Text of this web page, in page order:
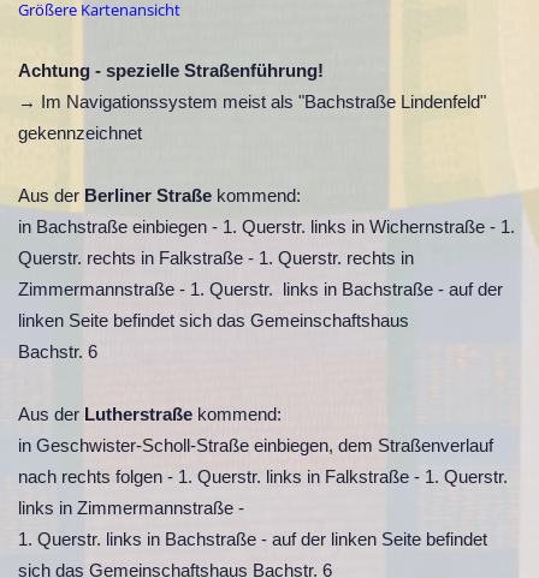
Größere Kartenansicht
Achtung - spezielle Straßenführung!
→ Im Navigationssystem meist als "Bachstraße Lindenfeld"
gekennzeichnet
Aus der Berliner Straße kommend:
in Bachstraße einbiegen - 1. Querstr. links in Wichernstraße - 1.
Querstr. rechts in Falkstraße - 1. Querstr. rechts in
Zimmermannstraße - 1. Querstr. links in Bachstraße - auf der
linken Seite befindet sich das Gemeinschaftshaus
Bachstr. 6
Aus der Lutherstraße kommend:
in Geschwister-Scholl-Straße einbiegen, dem Straßenverlauf
nach rechts folgen - 1. Querstr. links in Falkstraße - 1. Querstr.
links in Zimmermannstraße -
1. Querstr. links in Bachstraße - auf der linken Seite befindet
sich das Gemeinschaftshaus Bachstr. 6